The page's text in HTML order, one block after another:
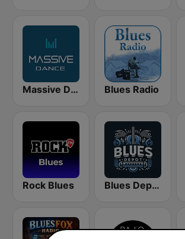
Massive Dance Blues Radio
Rock Blues Blues Depot Radio